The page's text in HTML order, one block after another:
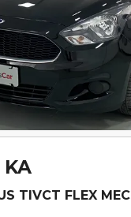
KA
TIVCT FLEX MEC